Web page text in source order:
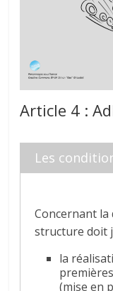
Article 4 :
Les
Concernant la
structure doit
la
(mise en